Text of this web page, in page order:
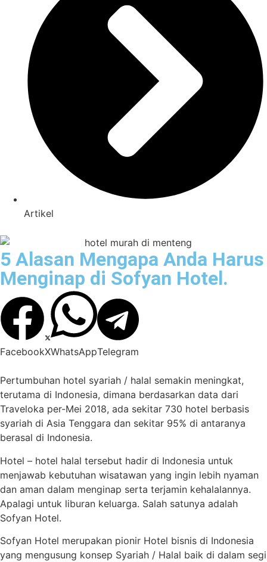
Artikel
5 Alasan Mengapa Anda Harus
Menginap di Sofyan Hotel.
FacebookXWhatsAppTelegram
Pertumbuhan hotel syariah / halal semakin meningkat,
terutama di Indonesia, dimana berdasarkan data dari
Traveloka per-Mei 2018, ada sekitar 730 hotel berbasis
syariah di Asia Tenggara dan sekitar 95% di antaranya
berasal di Indonesia.
Hotel – hotel halal tersebut hadir di Indonesia untuk
menjawab kebutuhan wisatawan yang ingin lebih nyaman
dan aman dalam menginap serta terjamin kehalalannya.
Apalagi untuk liburan keluarga. Salah satunya adalah
Sofyan Hotel.
Sofyan Hotel merupakan pionir Hotel bisnis di Indonesia
yang mengusung konsep Syariah / Halal baik di dalam segi